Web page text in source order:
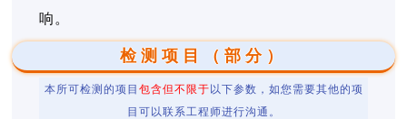
响。
检测项目（部分）
本所可检测的项目 包含但不限于 以下参数，如您需要其他的项
目可以联系工程师进行沟通。